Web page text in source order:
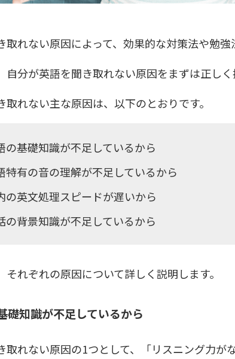
取れない原因によって、効果的な対策法や勉強
自分が英語を聞き取れない原因をまずは正しく
取れない主な原因は、以下のとおりです。
の基礎知識が不足しているから
特有の音の理解が不足しているから
の英文処理スピードが遅いから
の背景知識が不足しているから
それぞれの原因について詳しく説明します。
礎知識が不足しているから
取れない原因の1つとして、「リスニング力が